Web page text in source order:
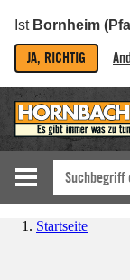
Ist Bornheim
JA, RICHTIG
Startseite